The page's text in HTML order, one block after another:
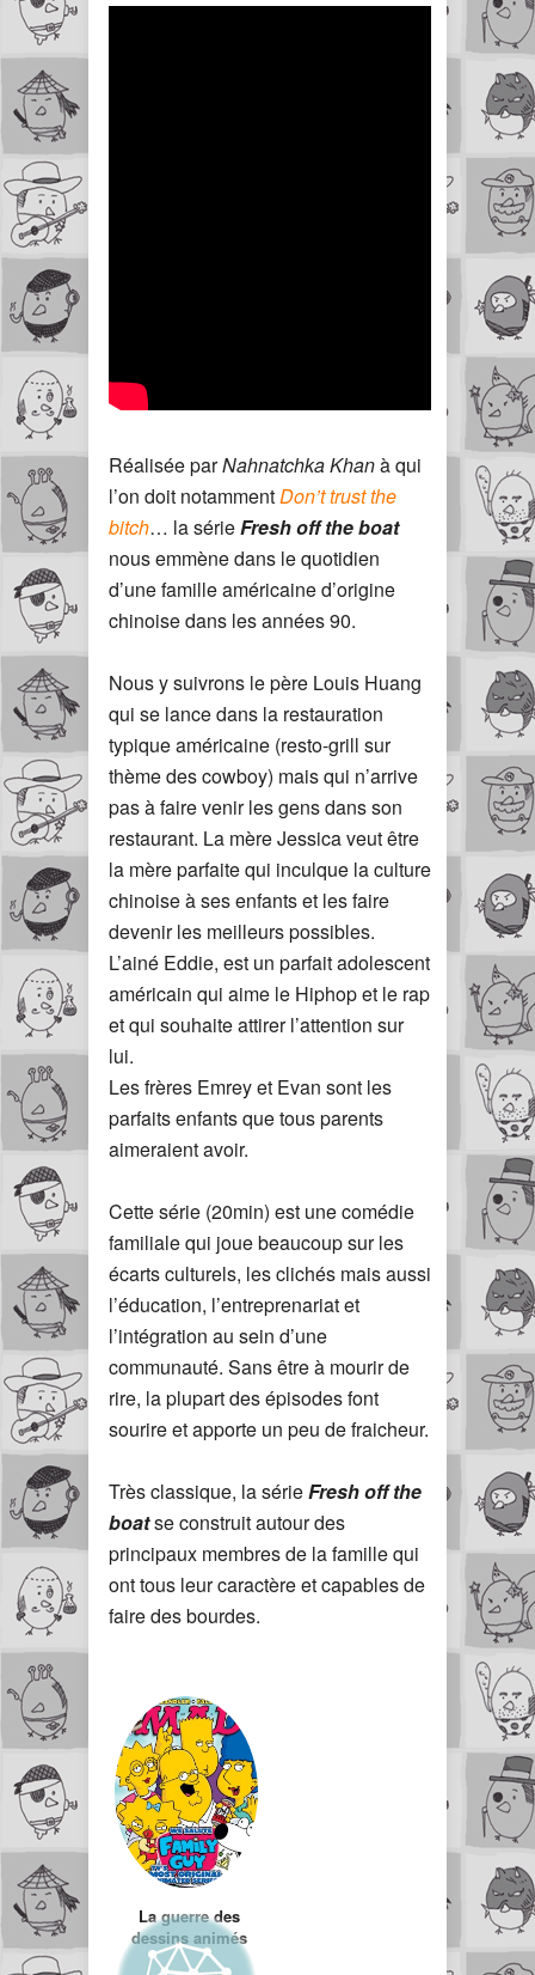
Réalisée parNahnatchka Khanà qui
l’on doit notammentDon’t trust the
bitch… la sérieFresh off the boat
nous emmène dans le quotidien
d’une famille américaine d’origine
chinoise dans les années 90.
Nous y suivrons le père Louis Huang
qui se lance dans la restauration
typique américaine (resto-grill sur
thème des cowboy) mais qui n’arrive
pas à faire venir les gens dans son
restaurant. La mère Jessica veut être
la mère parfaite qui inculque la culture
chinoise à ses enfants et les faire
devenir les meilleurs possibles.
L’ainé Eddie, est un parfait adolescent
américain qui aime le Hiphop et le rap
et qui souhaite attirer l’attention sur
lui.
Les frères Emrey et Evan sont les
parfaits enfants que tous parents
aimeraient avoir.
Cette série (20min) est une comédie
familiale qui joue beaucoup sur les
écarts culturels, les clichés mais aussi
l’éducation, l’entreprenariat et
l’intégration au sein d’une
communauté. Sans être à mourir de
rire, la plupart des épisodes font
sourire et apporte un peu de fraicheur.
Très classique, la sérieFresh off the
boatse construit autour des
principaux membres de la famille qui
ont tous leur caractère et capables de
faire des bourdes.
La guerre des
dessins animés
(Simpsons VS